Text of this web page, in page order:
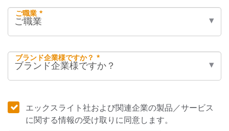
ご職業 *
ブランド企業様ですか？ *
エックスライト社および関連企業の製品／サービス
に関する情報の受け取りに同意します。